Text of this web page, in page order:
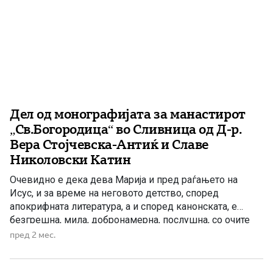
Дел од монографијата за манастирот
„Св.Богородица“ во Сливница од Д-р.
Вера Стојчевска-Антиќ и Славе
Николовски Катин
Очевидно е дека дева Марија и пред раѓањето на
Исус, и за време на неговото детство, според
апокрифната литература, а и според канонската, е
безгрешна, мила, добронамерна, послушна, со очите
насочени кон Бога, добра мајка, среќна и задоволна од
не само кон своите блиски, туку и кон […]
пред 2 мес.